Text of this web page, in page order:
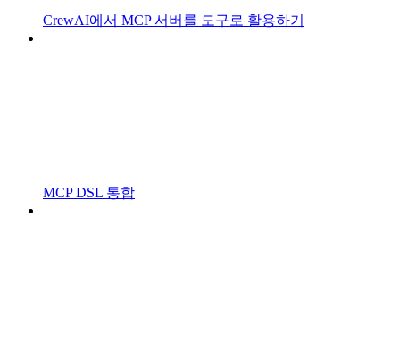
CrewAI에서 MCP 서버를 도구로 활용하기
MCP DSL 통합